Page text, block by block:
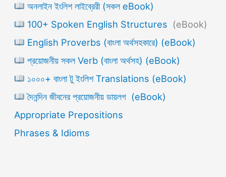
অনলাইন ইংলিশ লাইব্রেরী (সকল eBook)
100+ Spoken English Structures (eBook)
English Proverbs (বাংলা অর্থসহকারে) (eBook)
প্রয়োজনীয় সকল Verb (বাংলা অর্থসহ) (eBook)
১০০০+ বাংলা টু ইংলিশ Translations (eBook)
দৈনন্দিন জীবনের প্রয়োজনীয় ডায়লগ (eBook)
Appropriate Prepositions
Phrases & Idioms